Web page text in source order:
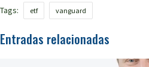
Tags: etf vanguard
Entradas relacionadas